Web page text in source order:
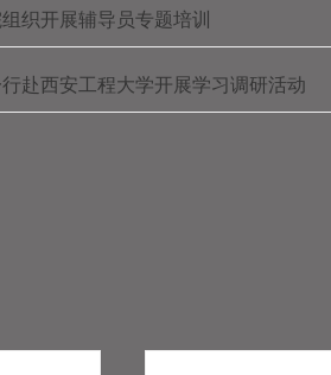
2026-05-29
织开展辅导员专题培训
行赴西安工程大学开展学习调研活动